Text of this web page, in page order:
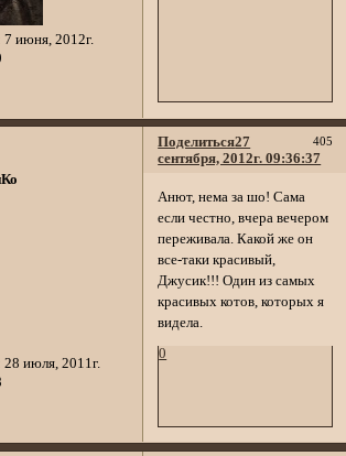
7 июня, 2012г.
Поделиться 405
27
сентября, 2012г. 09:36:37
28 июля, 2011г.
Анют, нема за шо! Сама
если честно, вчера вечером
переживала. Какой же он
все-таки красивый,
Джусик!!! Один из самых
красивых котов, которых я
видела.
0